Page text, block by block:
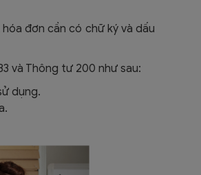
đơn cần có chữ ký và dấu
và Thông tư 200 như sau:
dụng.